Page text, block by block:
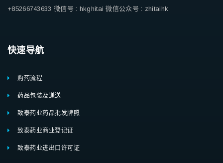
+85266743633 微信号 : hkghitai 微信公众号 : zhitaihk
快速导航
购药流程
药品包装及递送
致泰药业药品批发牌照
致泰药业商业登记证
致泰药业进出口许可证